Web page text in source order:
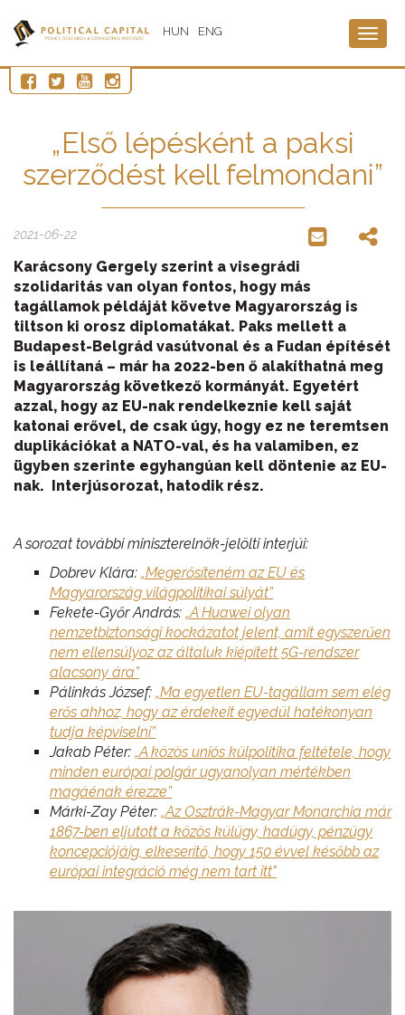
HUN ENG
„Első lépésként a paksi
szerződést kell felmondani”
2021-06-22
Karácsony Gergely szerint a visegrádi
szolidaritás van olyan fontos, hogy más
tagállamok példáját követve Magyarország is
tiltson ki orosz diplomatákat. Paks mellett a
Budapest-Belgrád vasútvonal és a Fudan építését
is leállítaná – már ha 2022-ben ő alakíthatná meg
Magyarország következő kormányát. Egyetért
azzal, hogy az EU-nak rendelkeznie kell saját
katonai erővel, de csak úgy, hogy ez ne teremtsen
duplikációkat a NATO-val, és ha valamiben, ez
ügyben szerinte egyhangúan kell döntenie az EU-
nak. Interjúsorozat, hatodik rész.
A sorozat további miniszterelnök-jelölti interjúi:
Dobrev Klára: „Megerősíteném az EU és
Magyarország világpolitikai súlyát”
Fekete-Győr András: „A Huawei olyan
nemzetbiztonsági kockázatot jelent, amit egyszerűen
nem ellensúlyoz az általuk kiépített 5G-rendszer
alacsony ára”
Pálinkás József: „Ma egyetlen EU-tagállam sem elég
erős ahhoz, hogy az érdekeit egyedül hatékonyan
tudja képviselni”
Jakab Péter: „A közös uniós külpolitika feltétele, hogy
minden európai polgár ugyanolyan mértékben
magáénak érezze”
Márki-Zay Péter: „Az Osztrák-Magyar Monarchia már
1867-ben eljutott a közös külügy, hadügy, pénzügy
koncepciójáig, elkeserítő, hogy 150 évvel később az
európai integráció még nem tart itt"